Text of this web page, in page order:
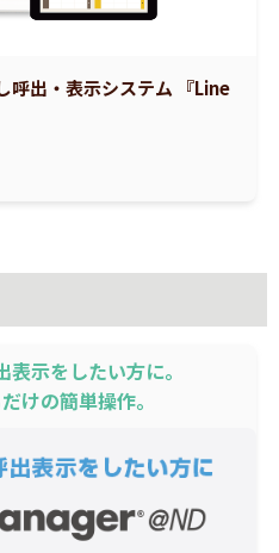
呼出・表示システム 『Line
示をしたい方に。
けの簡単操作。